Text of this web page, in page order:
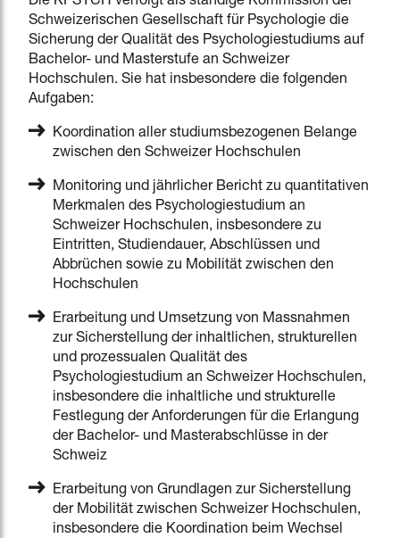
Schweizerischen Gesellschaft für Psychologie die
Sicherung der Qualität des Psychologiestudiums auf
Bachelor- und Masterstufe an Schweizer
Hochschulen. Sie hat insbesondere die folgenden
Aufgaben:
Koordination aller studiumsbezogenen Belange
zwischen den Schweizer Hochschulen
Monitoring und jährlicher Bericht zu quantitativen
Merkmalen des Psychologiestudium an
Schweizer Hochschulen, insbesondere zu
Eintritten, Studiendauer, Abschlüssen und
Abbrüchen sowie zu Mobilität zwischen den
Hochschulen
Erarbeitung und Umsetzung von Massnahmen
zur Sicherstellung der inhaltlichen, strukturellen
und prozessualen Qualität des
Psychologiestudium an Schweizer Hochschulen,
insbesondere die inhaltliche und strukturelle
Festlegung der Anforderungen für die Erlangung
der Bachelor- und Masterabschlüsse in der
Schweiz
Erarbeitung von Grundlagen zur Sicherstellung
der Mobilität zwischen Schweizer Hochschulen,
insbesondere die Koordination beim Wechsel